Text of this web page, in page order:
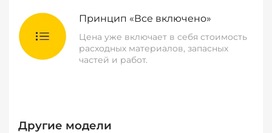
Принцип «Все включено»
Цена уже включает в себя стоимость
расходных материалов, запасных
частей и работ.
Другие модели